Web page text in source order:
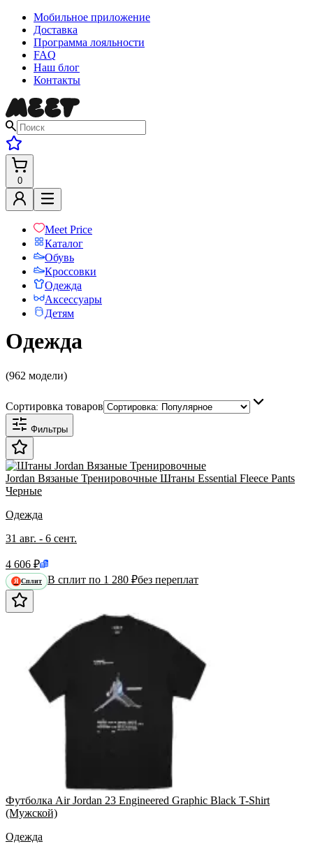
Мобильное приложение
Доставка
Программа лояльности
FAQ
Наш блог
Контакты
0
Meet Price
Каталог
Обувь
Кроссовки
Одежда
Аксессуары
Детям
Одежда
(962 модели)
Сортировка товаров
Фильтры
Jordan Вязаные Тренировочные Штаны Essential Fleece Pants
Черные
Одежда
31 авг. - 6 сент.
4 606 ₽
Я Сплит В сплит по 1 280 ₽без переплат
Футболка Air Jordan 23 Engineered Graphic Black T-Shirt
(Мужской)
Одежда